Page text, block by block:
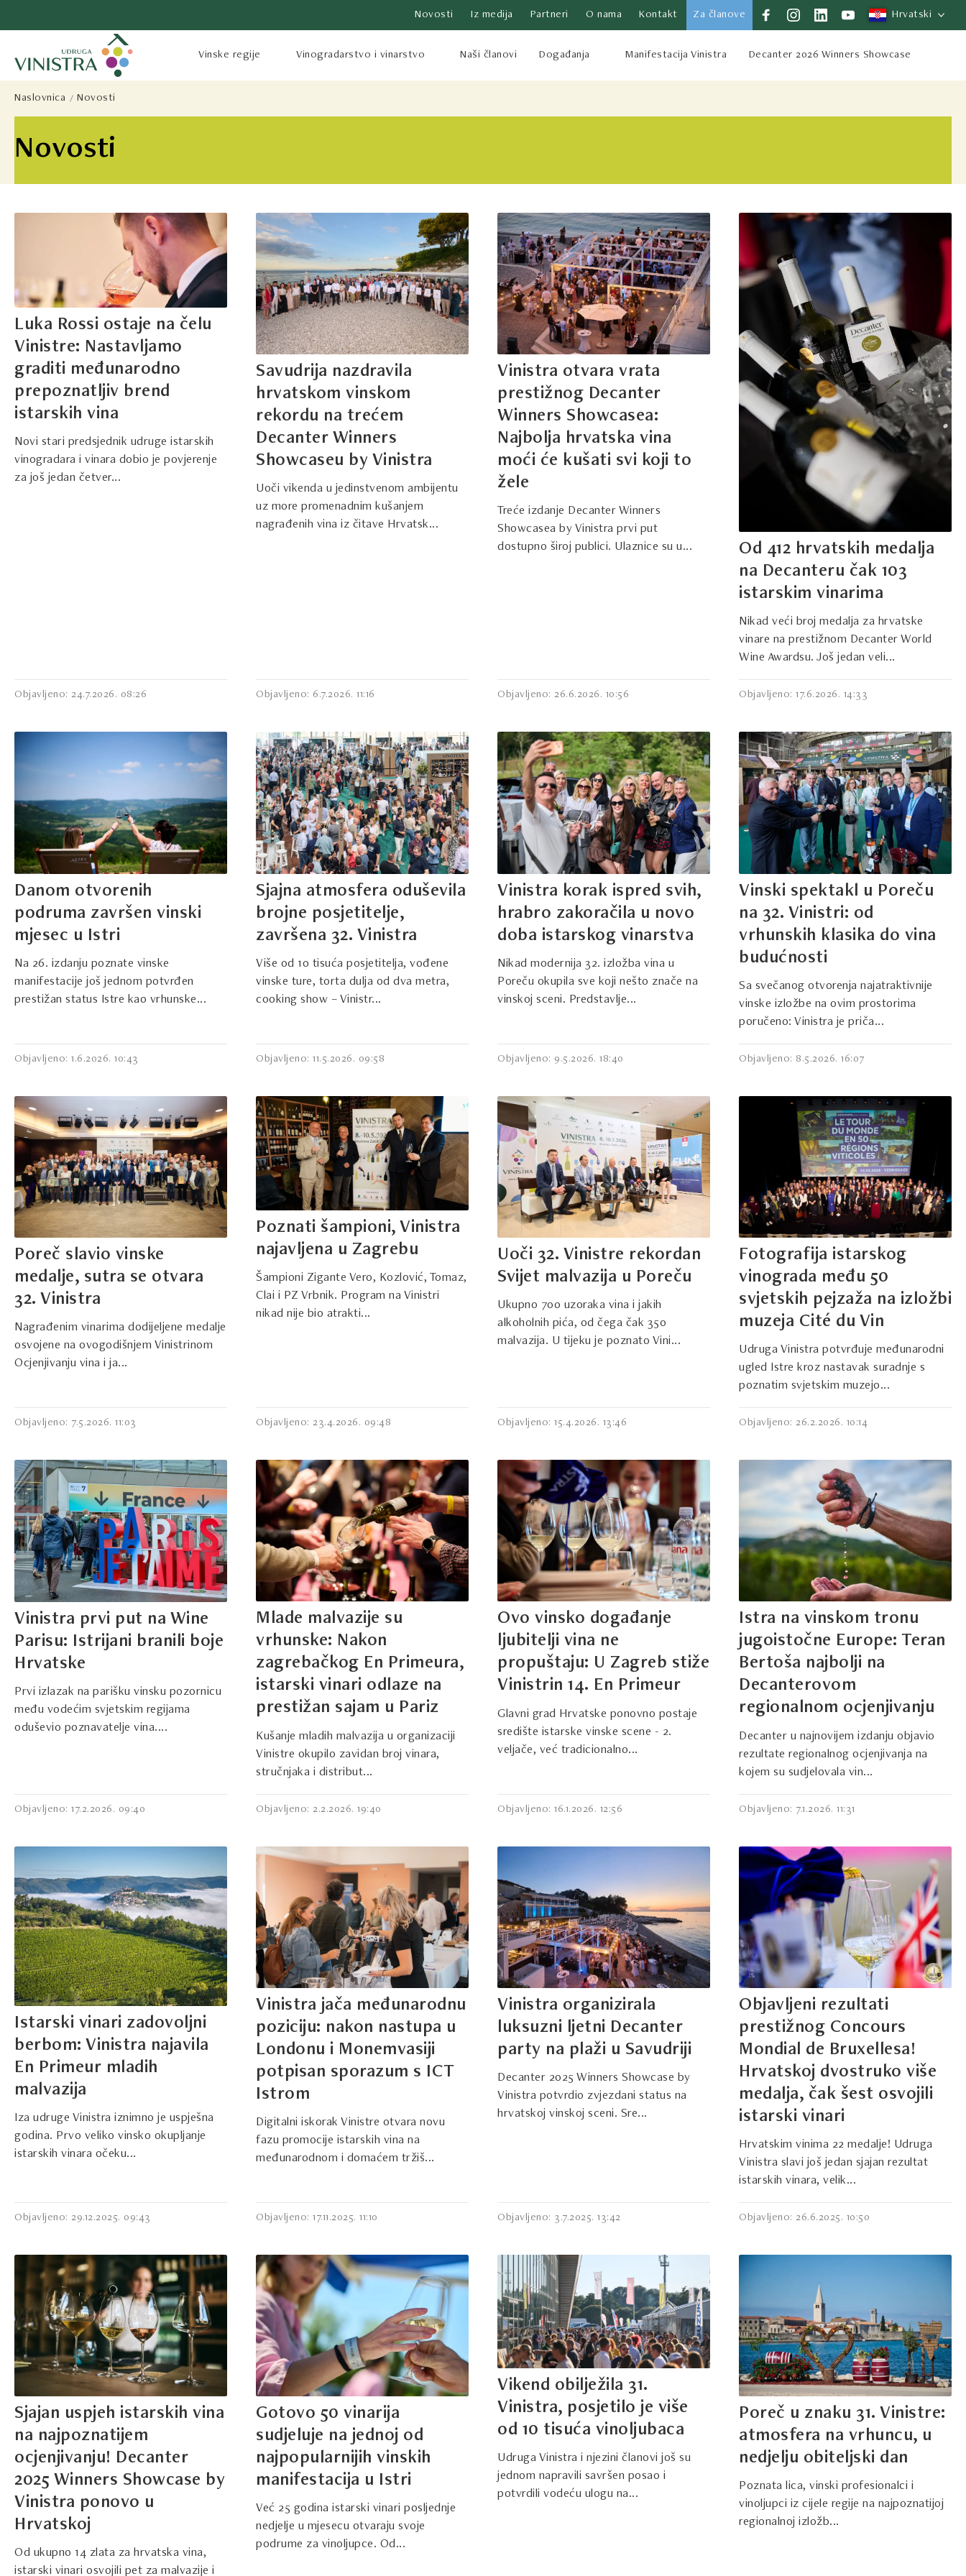
Novosti Iz medija Partneri O nama Kontakt Za članove Hrvatski
Vinske regije Vinogradarstvo i vinarstvo Naši članovi Događanja Manifestacija Vinistra Decanter 2026 Winners Showcase
Novosti
Naslovnica Novosti
Luka Rossi ostaje na čelu
Vinistre: Nastavljamo
graditi međunarodno
prepoznatljiv brend
istarskih vina
Novi stari predsjednik udruge istarskih
vinogradara i vinara dobio je povjerenje
za još jedan četver...
Objavljeno: 24.7.2026. 08:26
Savudrija nazdravila
hrvatskom vinskom
rekordu na trećem
Decanter Winners
Showcaseu by Vinistra
Uoči vikenda u jedinstvenom ambijentu
uz more promenadnim kušanjem
nagrađenih vina iz čitave Hrvatsk...
Objavljeno: 6.7.2026. 11:16
Vinistra otvara vrata
prestižnog Decanter
Winners Showcasea:
Najbolja hrvatska vina
moći će kušati svi koji to
žele
Treće izdanje Decanter Winners
Showcasea by Vinistra prvi put
dostupno široj publici. Ulaznice su u...
Objavljeno: 26.6.2026. 10:56
Od 412 hrvatskih medalja
na Decanteru čak 103
istarskim vinarima
Nikad veći broj medalja za hrvatske
vinare na prestižnom Decanter World
Wine Awardsu. Još jedan veli...
Objavljeno: 17.6.2026. 14:33
Danom otvorenih
podruma završen vinski
mjesec u Istri
Na 26. izdanju poznate vinske
manifestacije još jednom potvrđen
prestižan status Istre kao vrhunske...
Objavljeno: 1.6.2026. 10:43
Sjajna atmosfera oduševila
brojne posjetitelje,
završena 32. Vinistra
Više od 10 tisuća posjetitelja, vođene
vinske ture, torta dulja od dva metra,
cooking show – Vinistr...
Objavljeno: 11.5.2026. 09:58
Vinistra korak ispred svih,
hrabro zakoračila u novo
doba istarskog vinarstva
Nikad modernija 32. izložba vina u
Poreču okupila sve koji nešto znače na
vinskoj sceni. Predstavlje...
Objavljeno: 9.5.2026. 18:40
Vinski spektakl u Poreču
na 32. Vinistri: od
vrhunskih klasika do vina
budućnosti
Sa svečanog otvorenja najatraktivnije
vinske izložbe na ovim prostorima
poručeno: Vinistra je priča...
Objavljeno: 8.5.2026. 16:07
Poreč slavio vinske
medalje, sutra se otvara
32. Vinistra
Nagrađenim vinarima dodijeljene medalje
osvojene na ovogodišnjem Vinistrinom
Ocjenjivanju vina i ja...
Objavljeno: 7.5.2026. 11:03
Poznati šampioni, Vinistra
najavljena u Zagrebu
Šampioni Zigante Vero, Kozlović, Tomaz,
Clai i PZ Vrbnik. Program na Vinistri
nikad nije bio atrakti...
Objavljeno: 23.4.2026. 09:48
Uoči 32. Vinistre rekordan
Svijet malvazija u Poreču
Ukupno 700 uzoraka vina i jakih
alkoholnih pića, od čega čak 350
malvazija. U tijeku je poznato Vini...
Objavljeno: 15.4.2026. 13:46
Fotografija istarskog
vinograda među 50
svjetskih pejzaža na izložbi
muzeja Cité du Vin
Udruga Vinistra potvrđuje međunarodni
ugled Istre kroz nastavak suradnje s
poznatim svjetskim muzejo...
Objavljeno: 26.2.2026. 10:14
Vinistra prvi put na Wine
Parisu: Istrijani branili boje
Hrvatske
Prvi izlazak na parišku vinsku pozornicu
među vodećim svjetskim regijama
oduševio poznavatelje vina....
Objavljeno: 17.2.2026. 09:40
Mlade malvazije su
vrhunske: Nakon
zagrebačkog En Primeura,
istarski vinari odlaze na
prestižan sajam u Pariz
Kušanje mladih malvazija u organizaciji
Vinistre okupilo zavidan broj vinara,
stručnjaka i distribut...
Objavljeno: 2.2.2026. 19:40
Ovo vinsko događanje
ljubitelji vina ne
propuštaju: U Zagreb stiže
Vinistrin 14. En Primeur
Glavni grad Hrvatske ponovno postaje
središte istarske vinske scene - 2.
veljače, već tradicionalno...
Objavljeno: 16.1.2026. 12:56
Istra na vinskom tronu
jugoistočne Europe: Teran
Bertoša najbolji na
Decanterovom
regionalnom ocjenjivanju
Decanter u najnovijem izdanju objavio
rezultate regionalnog ocjenjivanja na
kojem su sudjelovala vin...
Objavljeno: 7.1.2026. 11:31
Istarski vinari zadovoljni
berbom: Vinistra najavila
En Primeur mladih
malvazija
Iza udruge Vinistra iznimno je uspješna
godina. Prvo veliko vinsko okupljanje
istarskih vinara očeku...
Objavljeno: 29.12.2025. 09:43
Vinistra jača međunarodnu
poziciju: nakon nastupa u
Londonu i Monemvasiji
potpisan sporazum s ICT
Istrom
Digitalni iskorak Vinistre otvara novu
fazu promocije istarskih vina na
međunarodnom i domaćem tržiš...
Objavljeno: 17.11.2025. 11:10
Vinistra organizirala
luksuzni ljetni Decanter
party na plaži u Savudriji
Decanter 2025 Winners Showcase by
Vinistra potvrdio zvjezdani status na
hrvatskoj vinskoj sceni. Sre...
Objavljeno: 3.7.2025. 13:42
Objavljeni rezultati
prestižnog Concours
Mondial de Bruxellesa!
Hrvatskoj dvostruko više
medalja, čak šest osvojili
istarski vinari
Hrvatskim vinima 22 medalje! Udruga
Vinistra slavi još jedan sjajan rezultat
istarskih vinara, velik...
Objavljeno: 26.6.2025. 10:50
Sjajan uspjeh istarskih vina
na najpoznatijem
ocjenjivanju! Decanter
2025 Winners Showcase by
Vinistra ponovo u
Hrvatskoj
Od ukupno 14 zlata za hrvatska vina,
istarski vinari osvojili pet za malvazije i
Gotovo 50 vinarija
sudjeluje na jednoj od
najpopularnijih vinskih
manifestacija u Istri
Već 25 godina istarski vinari posljednje
nedjelje u mjesecu otvaraju svoje
podrume za vinoljupce. Od...
Vikend obilježila 31.
Vinistra, posjetilo je više
od 10 tisuća vinoljubaca
Udruga Vinistra i njezini članovi još su
jednom napravili savršen posao i
potvrdili vodeću ulogu na...
Poreč u znaku 31. Vinistre:
atmosfera na vrhuncu, u
nedjelju obiteljski dan
Poznata lica, vinski profesionalci i
vinoljupci iz cijele regije na najpoznatijoj
regionalnoj izložb...